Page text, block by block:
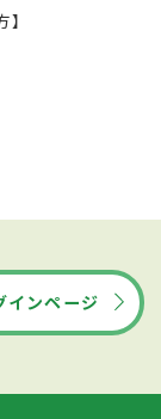
インページ